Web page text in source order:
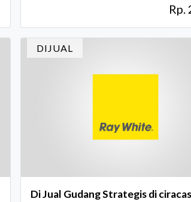
Rp.
DIJUAL
Di Jual Gudang Strategis di